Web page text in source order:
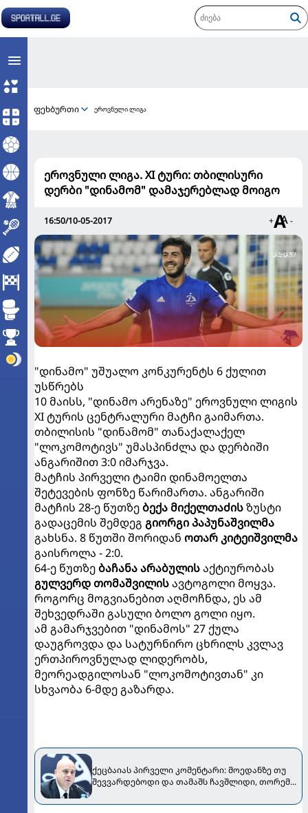
ფეხბურთი ეროვნული ლიგა
ეროვნული ლიგა. XI ტური: თბილისური
დერბი "დინამომ" დამაჯერებლად მოიგო
16:50/10-05-2017 + -
"დინამო" უშუალო კონკურენტს 6 ქულით
უსწრებს
10 მაისს, "დინამო არენაზე" ეროვნული ლიგის
XI ტურის ცენტრალური მატჩი გაიმართა.
თბილისის "დინამომ" თანაქალაქელ
"ლოკომოტივს" უმასპინძლა და დერბიში
ანგარიშით 3:0 იმარჯვა.
მატჩის პირველი ტაიმი დინამოელთა
შეტევების ფონზე წარიმართა. ანგარიში
მატჩის 28-ე წუთზებექა მიქელთაძისზუსტი
გადაცემის შემდეგ გიორგი პაპუნაშვილმა
გახსნა. 8 წუთში შორიდან ოთარ კიტეიშვილმა
გაისროლა - 2:0.
64-ე წუთზებაჩანა არაბულისაქტიურობას
გულვერდ თომაშვილისავტოგოლი მოყვა.
როგორც მოგვიანებით აღმოჩნდა, ეს ამ
შეხვედრაში გასული ბოლო გოლი იყო.
ამ გამარჯვებით "დინამოს" 27 ქულა
დაუგროვდა და სატურნირო ცხრილს კვლავ
ერთპიროვნულად ლიდერობს,
მეორეადგილოსან "ლოკომოტივთან" კი
სხვაობა 6-მდე გაზარდა.
ქეცბაიას პირველი კომენტარი: მოედანზე თუ
შევვარდებოდი და თამაშს ჩავშლიდი, თორემ...